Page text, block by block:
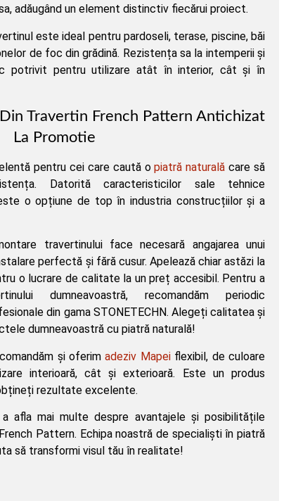
adăugând un element distinctiv fiecărui proiect.
este ideal pentru pardoseli, terase, piscine, băi
de foc din grădină. Rezistența sa la intemperii și
potrivit pentru utilizare atât în interior, cât și în
Travertin French Pattern Antichizat
La Promotie
pentru cei care caută opiatră naturală care să
Datorită caracteristicilor sale tehnice
o opțiune de top în industria construcțiilor și a
travertinului face necesară angajarea unui
perfectă și fără cusur. Apelează chiar astăzi la
o lucrare de calitate la un preț accesibil. Pentru a
dumneavoastră, recomandăm periodic
din gama STONETECHN. Alegeți calitatea și
dumneavoastră cu piatră naturală!
și oferimadeziv Mapeiflexibil, de culoare
interioară, cât și exterioară. Este un produs
rezultate excelente.
afla mai multe despre avantajele și posibilitățile
Pattern. Echipa noastră de specialiști în piatră
să transformi visul tău în realitate!